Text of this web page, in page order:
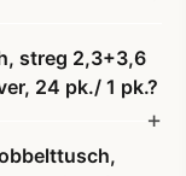
streg 2,3+3,6
24 pk./ 1 pk.?